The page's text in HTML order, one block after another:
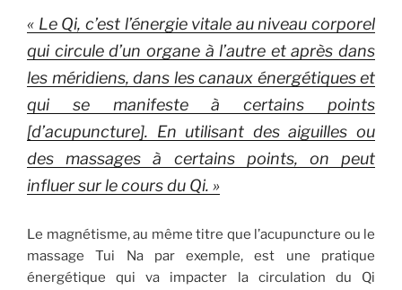
« Le Qi, c’est l’énergie vitale au niveau corporel
qui circule d’un organe à l’autre et après dans
les méridiens, dans les canaux énergétiques et
qui se manifeste à certains points
[d’acupuncture]. En utilisant des aiguilles ou
des massages à certains points, on peut
influer sur le cours du Qi. »
Le magnétisme, au même titre que l’acupuncture ou le
massage Tui Na par exemple, est une pratique
énergétique qui va impacter la circulation du Qi